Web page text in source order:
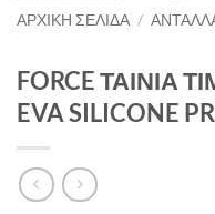
ΑΡΧΙΚΉ ΣΕΛΊΔΑ /
FORCE ΤΑΙΝΙΑ
EVA SILICONE